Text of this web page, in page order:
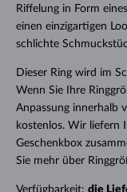
Riffelung in Form
einen einzigartigen
schlichte
Dieser Ring wird im
Wenn Sie Ihre
Anpassung innerhalb
kostenlos. Wir liefern
Geschenkbox
Sie mehr über
Verfügbarkeit: die